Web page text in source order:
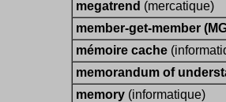
megatrend (mercatique)
member-get-member
mémoire cache
memorandum of
memory (informatique)